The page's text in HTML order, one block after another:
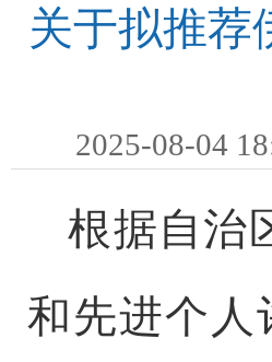
关于拟推荐
2025-08-04
根据自治
和先进个人